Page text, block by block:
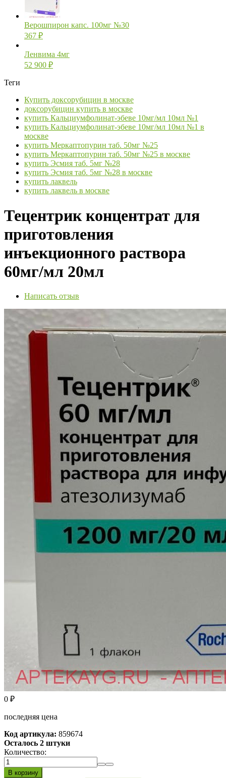
Верошпирон капс. 100мг №30
367 ₽
Ленвима 4мг
52 900 ₽
Теги
Купить доксорубицин в москве
доксорубицин купить в москве
купить Кальциумфолинат-эбеве 10мг/мл 10мл №1
купить Кальциумфолинат-эбеве 10мг/мл 10мл №1 в
москве
купить Меркаптопурин таб. 50мг №25
купить Меркаптопурин таб. 50мг №25 в москве
купить Эсмия таб. 5мг №28
купить Эсмия таб. 5мг №28 в москве
купить лаквель
купить лаквель в москве
Тецентрик концентрат для
приготовления
инъекционного раствора
60мг/мл 20мл
Написать отзыв
0 ₽
последняя цена
Код артикула: 859674
Осталось 2 штуки
Количество: